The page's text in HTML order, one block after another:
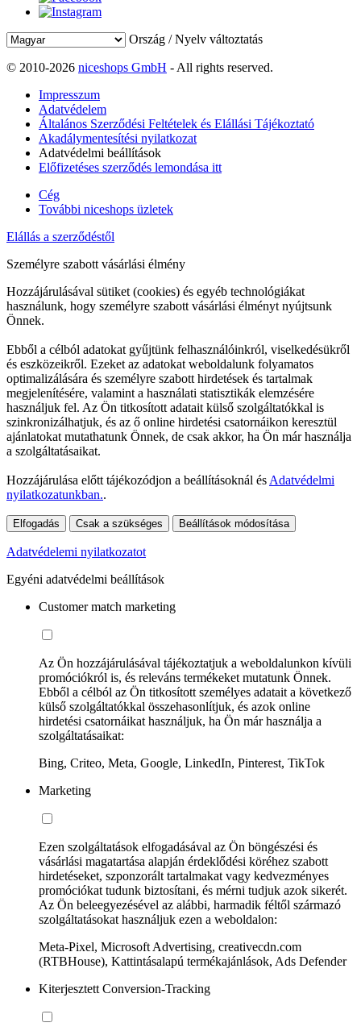
Ország / Nyelv változtatás
© 2010-2026 niceshops GmbH - All rights reserved.
Impresszum
Adatvédelem
Általános Szerződési Feltételek és Elállási Tájékoztató
Akadálymentesítési nyilatkozat
Adatvédelmi beállítások
Előfizetéses szerződés lemondása itt
Cég
További niceshops üzletek
Elállás a szerződéstől
Személyre szabott vásárlási élmény
Hozzájárulásával sütiket (cookies) és egyéb technológiákat
használunk, hogy személyre szabott vásárlási élményt nyújtsunk
Önnek.
Ebből a célból adatokat gyűjtünk felhasználóinkról, viselkedésükről
és eszközeikről. Ezeket az adatokat weboldalunk folyamatos
optimalizálására és személyre szabott hirdetések és tartalmak
megjelenítésére, valamint a használati statisztikák elemzésére
használjuk fel. Az Ön titkosított adatait külső szolgáltatókkal is
szinkronizálhatjuk, és az ő online hirdetési csatornáikon keresztül
ajánlatokat mutathatunk Önnek, de csak akkor, ha Ön már használja
a szolgáltatásaikat.
Hozzájárulása előtt tájékozódjon a beállításoknál és Adatvédelmi
nyilatkozatunkban..
Elfogadás Csak a szükséges Beállítások módosítása
Adatvédelemi nyilatkozatot
Egyéni adatvédelmi beállítások
Customer match marketing
Az Ön hozzájárulásával tájékoztatjuk a weboldalunkon kívüli
promóciókról is, és releváns termékeket mutatunk Önnek.
Ebből a célból az Ön titkosított személyes adatait a következő
külső szolgáltatókkal összehasonlítjuk, és azok online
hirdetési csatornáikat használjuk, ha Ön már használja a
szolgáltatásaikat:
Bing, Criteo, Meta, Google, LinkedIn, Pinterest, TikTok
Marketing
Ezen szolgáltatások elfogadásával az Ön böngészési és
vásárlási magatartása alapján érdeklődési köréhez szabott
hirdetéseket, szponzorált tartalmakat vagy kedvezményes
promóciókat tudunk biztosítani, és mérni tudjuk azok sikerét.
Az Ön beleegyezésével az alábbi, harmadik féltől származó
szolgáltatásokat használjuk ezen a weboldalon:
Meta-Pixel, Microsoft Advertising, creativecdn.com
(RTBHouse), Kattintásalapú termékajánlások, Ads Defender
Kiterjesztett Conversion-Tracking